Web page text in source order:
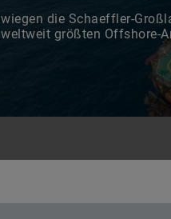
wiegen die Schaeffler-
weltweit größten Offshore-